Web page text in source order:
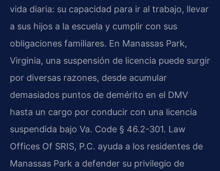
vida diaria: su capacidad para ir al trabajo, llevar
a sus hijos a la escuela y cumplir con sus
obligaciones familiares. En Manassas Park,
Virginia, una suspensión de licencia puede surgir
por diversas razones, desde acumular
demasiados puntos de demérito en el DMV
hasta un cargo por conducir con una licencia
suspendida bajo Va. Code § 46.2-301. Law
Offices Of SRIS, P.C. ayuda a los residentes de
Manassas Park a defender su privilegio de